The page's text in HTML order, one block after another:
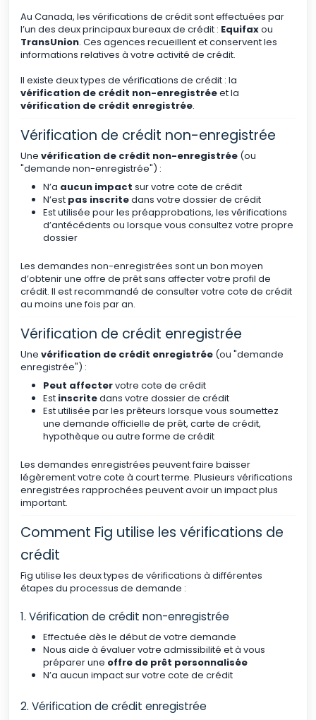
Au Canada, les vérifications de crédit sont effectuées par
l’un des deux principaux bureaux de crédit : Equifaxou
TransUnion. Ces agences recueillent et conservent les
informations relatives à votre activité de crédit.
Il existe deux types de vérifications de crédit : la
vérification de crédit non-enregistréeet la
vérification de crédit enregistrée.
Vérification de crédit non-enregistrée
Une vérification de crédit non-enregistrée (ou
"demande non-enregistrée") :
N’a aucun impact sur votre cote de crédit
N’est pas inscritedans votre dossier de crédit
Est utilisée pour les préapprobations, les vérifications
d’antécédents ou lorsque vous consultez votre propre
dossier
Les demandes non-enregistrées sont un bon moyen
d’obtenir une offre de prêt sans affecter votre profil de
crédit. Il est recommandé de consulter votre cote de crédit
au moins une fois par an.
Vérification de crédit enregistrée
Une vérification de crédit enregistrée (ou "demande
enregistrée") :
Peut affectervotre cote de crédit
Est inscritedans votre dossier de crédit
Est utilisée par les prêteurs lorsque vous soumettez
une demande officielle de prêt, carte de crédit,
hypothèque ou autre forme de crédit
Les demandes enregistrées peuvent faire baisser
légèrement votre cote à court terme. Plusieurs vérifications
enregistrées rapprochées peuvent avoir un impact plus
important.
Comment Fig utilise les vérifications de
crédit
Fig utilise les deux types de vérifications à différentes
étapes du processus de demande :
1. Vérification de crédit non-enregistrée
Effectuée dès le début de votre demande
Nous aide à évaluer votre admissibilité et à vous
préparer une offre de prêt personnalisée
N’a aucun impact sur votre cote de crédit
2. Vérification de crédit enregistrée